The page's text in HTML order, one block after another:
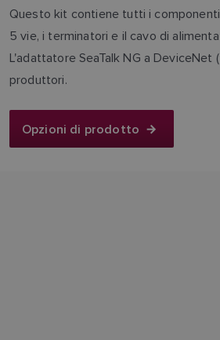
Questo kit contiene tutti i
5 vie, i terminatori e il cavo di
L'adattatore SeaTalk NG a
produttori.
Opzioni di prodotto